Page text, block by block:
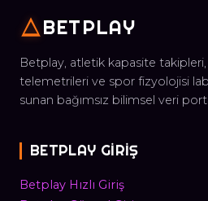
BETPLAY
Betplay, atletik kapasite
telemetrileri ve spor fizyolojisi
sunan bağımsız bilimsel veri
BETPLAY GIRIŞ
Betplay Hızlı Giriş